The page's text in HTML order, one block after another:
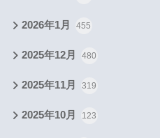
2026年1月 455
2025年12月 480
2025年11月 319
2025年10月 123